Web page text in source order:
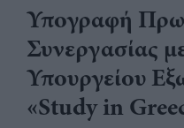
Υπογραφή
Συνεργασίας
Υπουργείου
«Study in